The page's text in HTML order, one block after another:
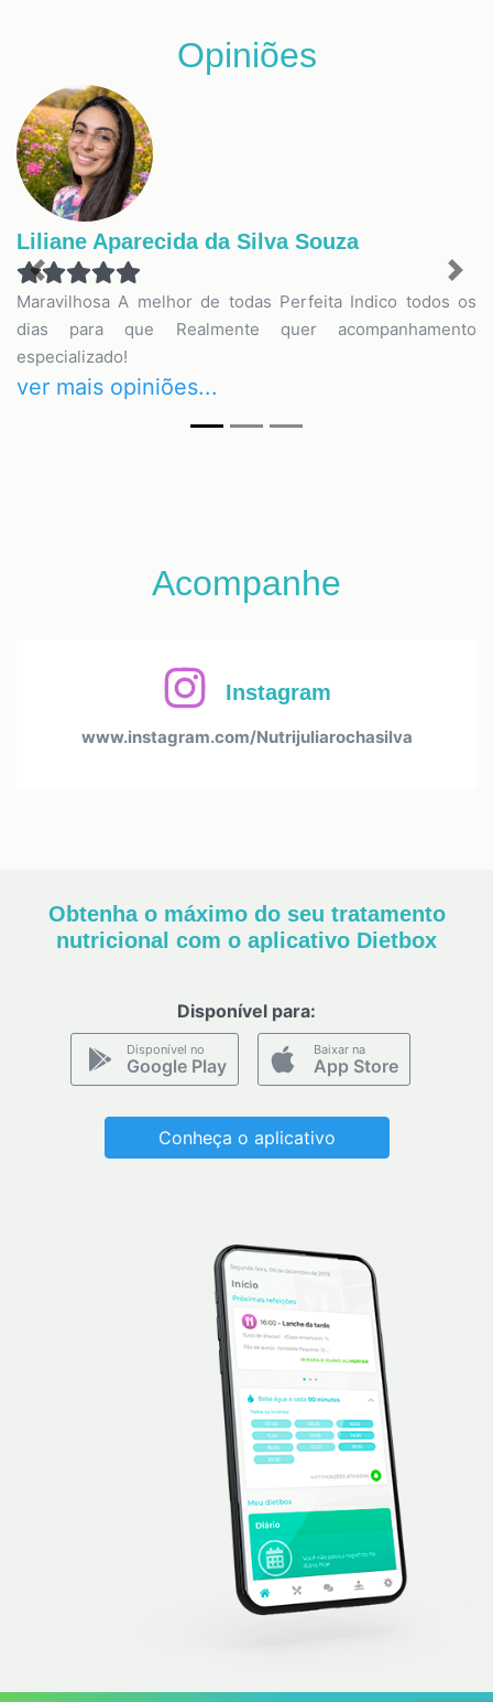
Opiniões
Liliane Aparecida da Silva Souza
Maravilhosa A melhor de todas Perfeita Indico todos os
dias para que Realmente quer acompanhamento
especializado!
ver mais opiniões...
Previous Next
Acompanhe
Instagram
www.instagram.com/Nutrijuliarochasilva
Obtenha o máximo do seu tratamento
nutricional com o aplicativo Dietbox
Disponível para:
Disponível no
Google Play
Baixar na
App Store
Conheça o aplicativo